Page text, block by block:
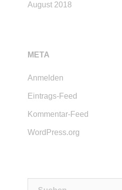
August 2018
META
Anmelden
Eintrags-Feed
Kommentar-Feed
WordPress.org